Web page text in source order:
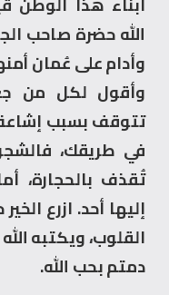
الله حضرة صاحب
وأدام على عُمان
وأقول لكل من
تتوقف بسبب
في طريقك،
تُقذف بالحجارة،
إليها أحد. ازرع
القلوب، ويكتبه
دمتم بحب الله.